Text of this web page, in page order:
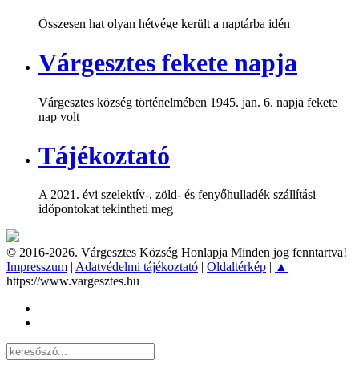
Összesen hat olyan hétvége került a naptárba idén
Várgesztes fekete napja
Várgesztes község történelmében 1945. jan. 6. napja fekete
nap volt
Tájékoztató
A 2021. évi szelektív-, zöld- és fenyőhulladék szállítási
időpontokat tekintheti meg
© 2016-2026. Várgesztes Község Honlapja Minden jog fenntartva!
Impresszum Adatvédelmi tájékoztató Oldaltérkép
▲
https://www.vargesztes.hu